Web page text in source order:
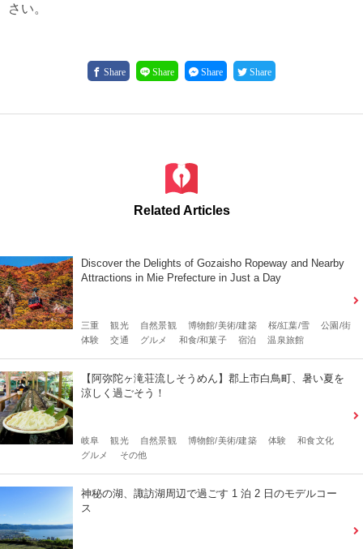
さい。
Share Share Share Share
Related Articles
Discover the Delights of Gozaisho Ropeway and Nearby
Attractions in Mie Prefecture in Just a Day
三重 観光 自然景観 博物館/美術/建築 桜/紅葉/雪
公園/街
体験
交通 グルメ 和食/和菓子 宿泊 温泉旅館
【阿弥陀ヶ滝荘流しそうめん】郡上市白鳥町、暑い夏を
涼しく過ごそう！
岐阜 観光 自然景観 博物館/美術/建築 体験
和食文化
グルメ
その他
神秘の湖、諏訪湖周辺で過ごす 1 泊 2 ⽇のモデルコー
ス